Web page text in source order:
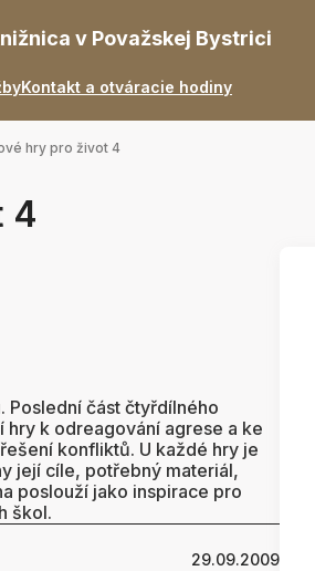
v Považskej Bystrici
Kontakt a otváracie hodiny
hry pro život 4
4
Poslední část čtyřdílného
k odreagování agrese a ke
konfliktů. U každé hry je
její cíle, potřebný materiál,
poslouží jako inspirace pro
škol.
29.09.2009